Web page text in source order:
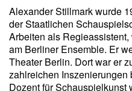
Alexander Stillmark wurde
der Staatlichen
Arbeiten als
am Berliner Ensemble. Er
Theater Berlin. Dort war er
zahlreichen
Dozent für Schauspielkunst